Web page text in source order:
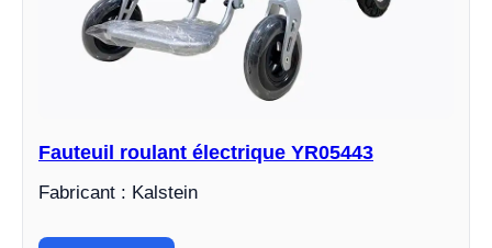
Fauteuil roulant électrique YR05443
Fabricant : Kalstein